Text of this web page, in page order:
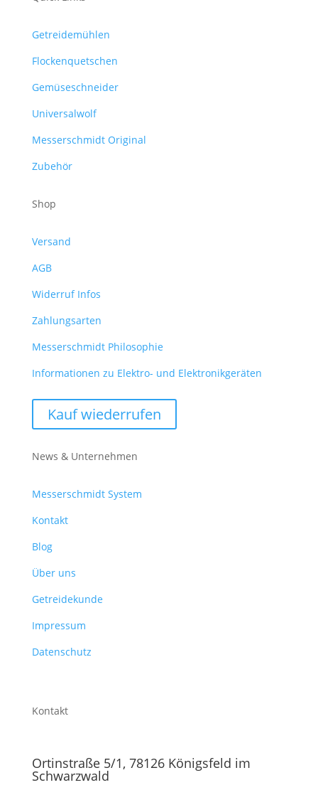
Getreidemühlen
Flockenquetschen
Gemüseschneider
Universalwolf
Messerschmidt Original
Zubehör
Shop
Versand
AGB
Widerruf Infos
Zahlungsarten
Messerschmidt Philosophie
Informationen zu Elektro- und Elektronikgeräten
Kauf wiederrufen
News & Unternehmen
Messerschmidt System
Kontakt
Blog
Über uns
Getreidekunde
Impressum
Datenschutz
Kontakt
Ortinstraße 5/1, 78126 Königsfeld im
Schwarzwald